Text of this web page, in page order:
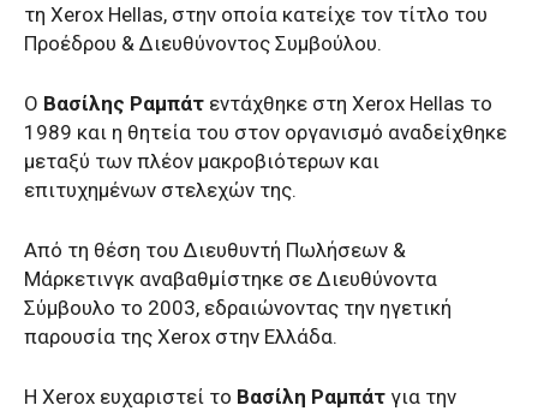
τη Xerox Hellas, στην οποία κατείχε τον τίτλο του
Προέδρου & Διευθύνοντος Συμβούλου.
Ο Βασίλης Ραμπάτ εντάχθηκε στη Xerox Hellas το
1989 και η θητεία του στον οργανισμό αναδείχθηκε
μεταξύ των πλέον μακροβιότερων και
επιτυχημένων στελεχών της.
Από τη θέση του Διευθυντή Πωλήσεων &
Μάρκετινγκ αναβαθμίστηκε σε Διευθύνοντα
Σύμβουλο το 2003, εδραιώνοντας την ηγετική
παρουσία της Xerox στην Ελλάδα.
Η Xerox ευχαριστεί το Βασίλη Ραμπάτ για την